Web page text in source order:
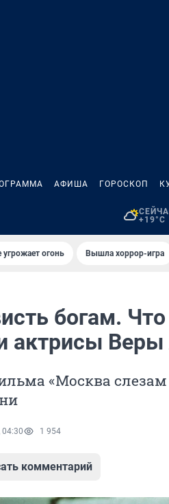
АФИША ГОРОСКОП
+19°C
угрожает огонь Вышла хоррор-игра
богам.
актрисы Веры
«Москва
04:30 1 954
комментарий